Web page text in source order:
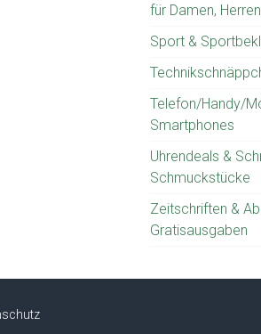
für Damen,
Sport &
Telefon/Handy/
Smartphones
Uhrendeals &
Schmuckstücke
Zeitschriften &
Gratisausgaben